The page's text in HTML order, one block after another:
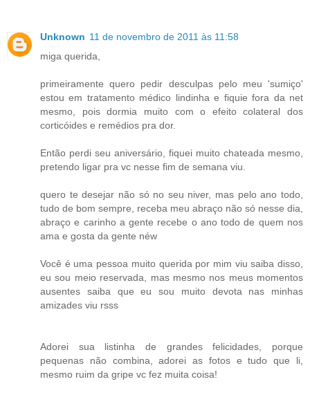
Unknown 11 de novembro de 2011 às 11:58
miga querida,
primeiramente quero pedir desculpas pelo meu 'sumiço'
estou em tratamento médico lindinha e fiquie fora da net
mesmo, pois dormia muito com o efeito colateral dos
corticóides e remédios pra dor.
Então perdi seu aniversário, fiquei muito chateada mesmo,
pretendo ligar pra vc nesse fim de semana viu.
quero te desejar não só no seu niver, mas pelo ano todo,
tudo de bom sempre, receba meu abraço não só nesse dia,
abraço e carinho a gente recebe o ano todo de quem nos
ama e gosta da gente néw
Você é uma pessoa muito querida por mim viu saiba disso,
eu sou meio reservada, mas mesmo nos meus momentos
ausentes saiba que eu sou muito devota nas minhas
amizades viu rsss
Adorei sua listinha de grandes felicidades, porque
pequenas não combina, adorei as fotos e tudo que li,
mesmo ruim da gripe vc fez muita coisa!